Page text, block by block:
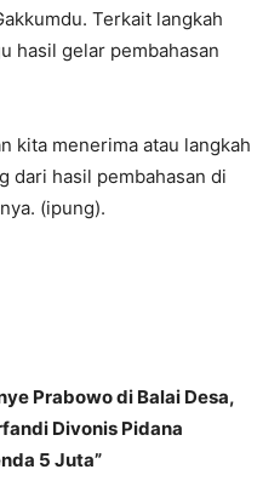
Terkait langkah
hasil gelar pembahasan
kita menerima atau langkah
dari hasil pembahasan di
(ipung).
Prabowo di Balai Desa,
Divonis Pidana
5 Juta”